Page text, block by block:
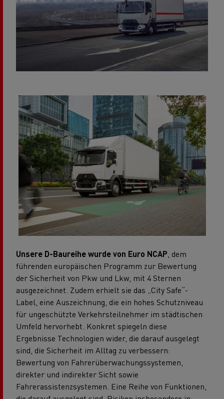
Unsere D-Baureihe wurde von Euro NCAP, dem
führenden europäischen Programm zur Bewertung
der Sicherheit von Pkw und Lkw, mit 4 Sternen
ausgezeichnet. Zudem erhielt sie das „City Safe“-
Label, eine Auszeichnung, die ein hohes Schutzniveau
für ungeschützte Verkehrsteilnehmer im städtischen
Umfeld hervorhebt. Konkret spiegeln diese
Ergebnisse Technologien wider, die darauf ausgelegt
sind, die Sicherheit im Alltag zu verbessern:
Bewertung von Fahrerüberwachungssystemen,
direkter und indirekter Sicht sowie
Fahrerassistenzsystemen. Eine Reihe von Funktionen,